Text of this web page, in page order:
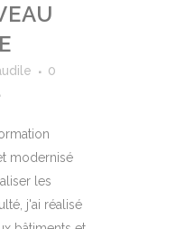
0
modernisé
les
j'ai réalisé